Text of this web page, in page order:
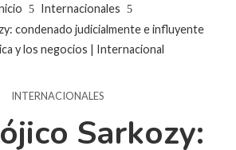
Internacionales
condenado judicialmente e influyente
y los negocios | Internacional
INTERNACIONALES
Sarkozy: